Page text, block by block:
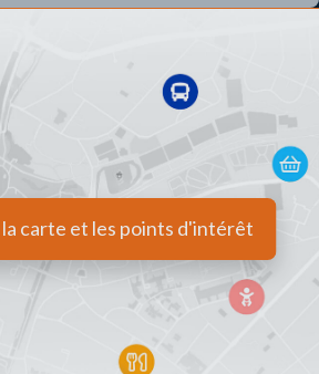
carte et les points d'intérêt